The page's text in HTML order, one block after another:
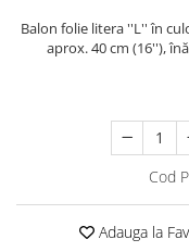
Balon folie litera ''L'' în
aprox. 40 cm (16''),
Cod
Adauga la